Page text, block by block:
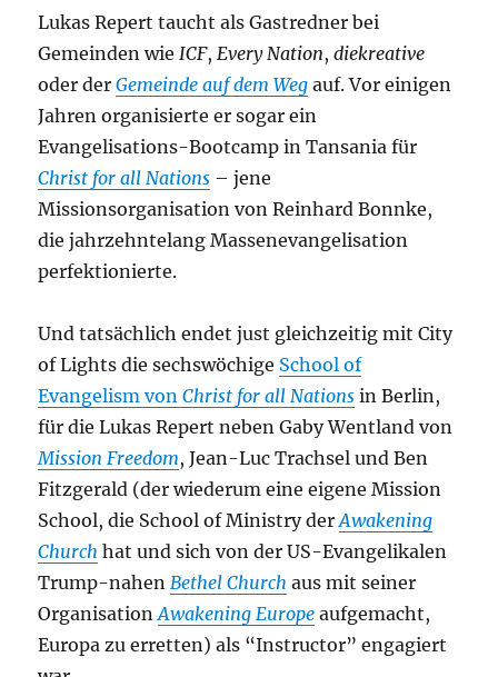
Lukas Repert taucht als Gastredner bei
Gemeinden wie ICF, Every Nation,diekreative
oder derGemeinde auf dem Weg auf. Vor einigen
Jahren organisierte er sogar ein
Evangelisations-Bootcamp in Tansania für
Christ for all Nations – jene
Missionsorganisation von Reinhard Bonnke,
die jahrzehntelang Massenevangelisation
perfektionierte.
Und tatsächlich endet just gleichzeitig mit City
of Lights die sechswöchige School of
Evangelism vonChrist for all Nations in Berlin,
für die Lukas Repert neben Gaby Wentland von
Mission Freedom, Jean-Luc Trachsel und Ben
Fitzgerald (der wiederum eine eigene Mission
School, die School of Ministry derAwakening
Church hat und sich von der US-Evangelikalen
Trump-nahen Bethel Church aus mit seiner
OrganisationAwakening Europe aufgemacht,
Europa zu erretten) als “Instructor” engagiert